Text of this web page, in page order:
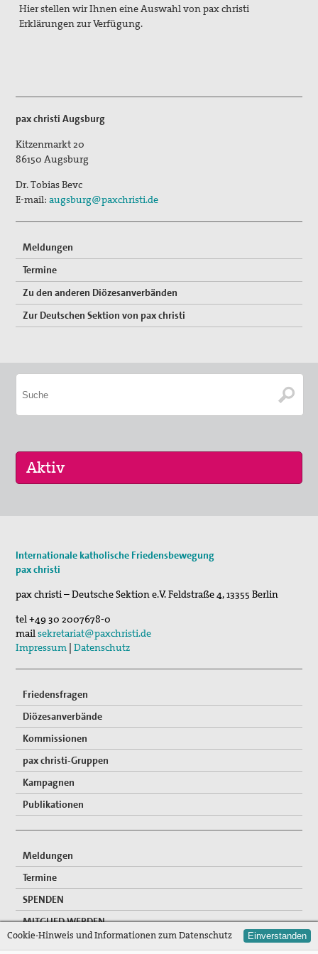
Aktivitäten/ Kampagnen/ Schwerpunkte
Christlich-muslimischer Dialog
Begleitung bei Gewissensfragen zum neuen Wehrdienst,
KDV Beratung
friedens räume
Leitungsteam
Pädagogisches Konzept
Publikationen
Blickpunkt
Lobbyarbeit
Spiritualität
Ulrichsfriedensgottesdienst
Presse
Pressemitteilungen
Mitglied werden
Spenden
Gewissensberatung zu Fragen im Kontext des neuen
Wehrdienstes, KDV-Beratung
Suche
Hier stellen wir Ihnen eine Auswahl von pax christi
Erklärungen zur Verfügung.
pax christi Augsburg
Kitzenmarkt 20
86150 Augsburg
Dr. Tobias Bevc
E-mail:augsburg@paxchristi.de
Meldungen
Termine
Zu den anderen Diözesanverbänden
Zur Deutschen Sektion von pax christi
17. Sep 2026
Internationale katholische Friedensbewegung
pax christi
pax christi – Deutsche Sektion e.V.Feldstraße 4,13355 Berlin
tel+49 30 2007678-0
mailsekretariat@paxchristi.de
Impressum |Datenschutz
Friedensfragen
Diözesanverbände
Kommissionen
pax christi-Gruppen
Kampagnen
Publikationen
Meldungen
Termine
SPENDEN
MITGLIED WERDEN
Cookie-Hinweis und Informationen zum Datenschutz Einverstanden